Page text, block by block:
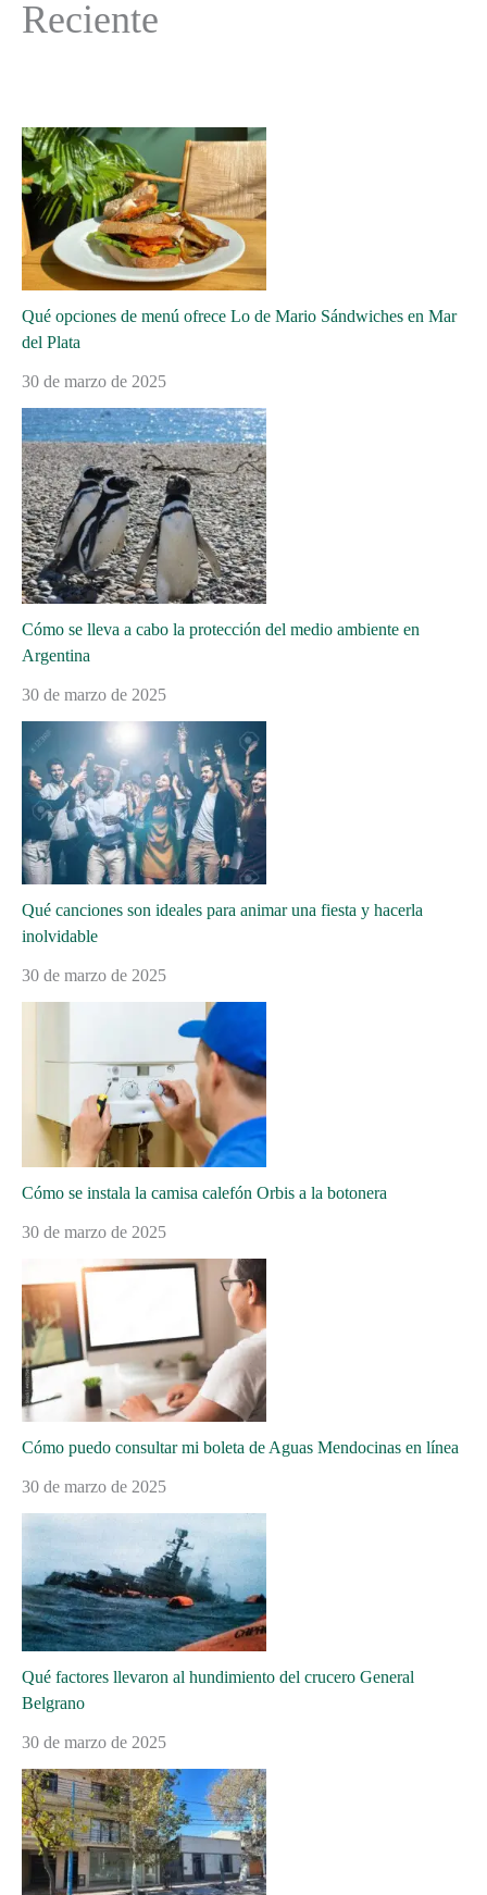
Reciente
Qué opciones de menú ofrece Lo de Mario Sándwiches en Mar
del Plata
30 de marzo de 2025
Cómo se lleva a cabo la protección del medio ambiente en
Argentina
30 de marzo de 2025
Qué canciones son ideales para animar una fiesta y hacerla
inolvidable
30 de marzo de 2025
Cómo se instala la camisa calefón Orbis a la botonera
30 de marzo de 2025
Cómo puedo consultar mi boleta de Aguas Mendocinas en línea
30 de marzo de 2025
Qué factores llevaron al hundimiento del crucero General
Belgrano
30 de marzo de 2025